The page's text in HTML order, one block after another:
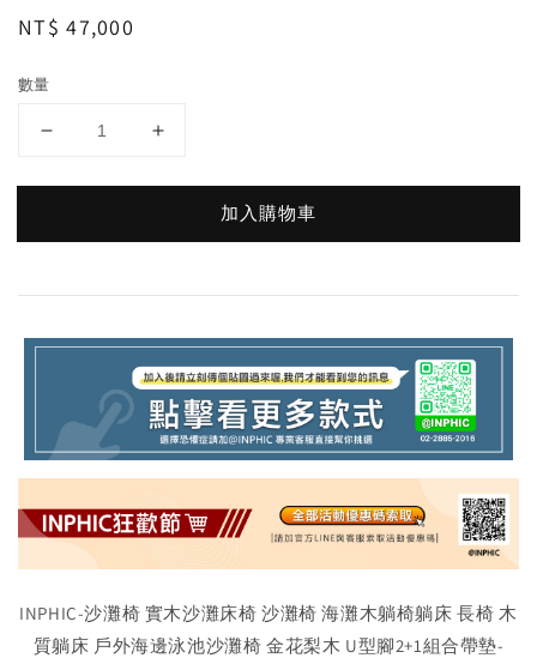
Regular
NT$ 47,000
數量
加入購物車
INPHIC-沙灘椅 實木沙灘床椅 沙灘椅 海灘木躺椅躺床 長椅 木
質躺床 戶外海邊泳池沙灘椅 金花梨木 U型腳2+1組合帶墊-